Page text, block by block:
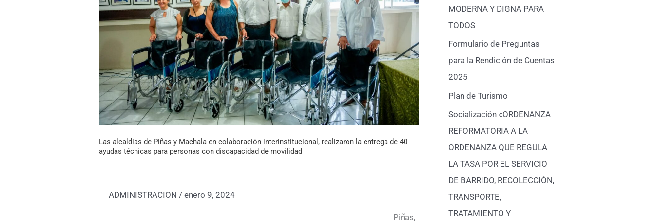
Las alcaldias de Piñas y Machala en colaboración interinstitucional, realizaron la entrega de 40
ayudas técnicas para personas con discapacidad de movilidad
ADMINISTRACION / enero 9, 2024
Piñas,
interinstitucional,
entrega
de
40
ayudas
técnicas
para
personas
MODERNA Y DIGNA PARA
TODOS
Formulario de Preguntas
para la Rendición de Cuentas
2025
Plan de Turismo
Socialización «ORDENANZA
REFORMATORIA A LA
ORDENANZA QUE REGULA
LA TASA POR EL SERVICIO
DE BARRIDO, RECOLECCIÓN,
TRANSPORTE,
TRATAMIENTO Y